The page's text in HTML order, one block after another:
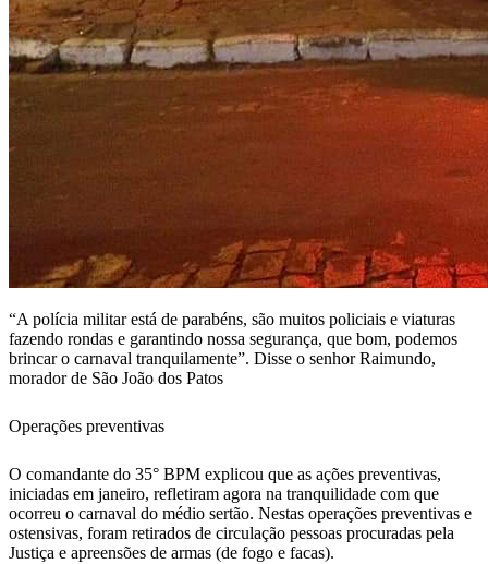
“A polícia militar está de parabéns, são muitos policiais e viaturas
fazendo rondas e garantindo nossa segurança, que bom, podemos
brincar o carnaval tranquilamente”. Disse o senhor Raimundo,
morador de São João dos Patos
Operações preventivas
O comandante do 35° BPM explicou que as ações preventivas,
iniciadas em janeiro, refletiram agora na tranquilidade com que
ocorreu o carnaval do médio sertão. Nestas operações preventivas e
ostensivas, foram retirados de circulação pessoas procuradas pela
Justiça e apreensões de armas (de fogo e facas).